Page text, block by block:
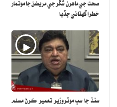
صحت جي ماهرن شگر جي مريضن جا موتمار
خطرا گهٽائي ڇڏيا
سنڌ جا سڀ موٽروزير تعمير ڪرڻ مسلم